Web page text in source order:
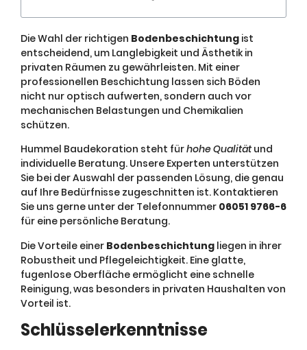
Die Wahl der richtigen Bodenbeschichtung ist
entscheidend, um Langlebigkeit und Ästhetik in
privaten Räumen zu gewährleisten. Mit einer
professionellen Beschichtung lassen sich Böden
nicht nur optisch aufwerten, sondern auch vor
mechanischen Belastungen und Chemikalien
schützen.
Hummel Baudekoration steht fürhohe Qualitätund
individuelle Beratung. Unsere Experten unterstützen
Sie bei der Auswahl der passenden Lösung, die genau
auf Ihre Bedürfnisse zugeschnitten ist. Kontaktieren
Sie uns gerne unter der Telefonnummer 06051 9766-6
für eine persönliche Beratung.
Die Vorteile einer Bodenbeschichtung liegen in ihrer
Robustheit und Pflegeleichtigkeit. Eine glatte,
fugenlose Oberfläche ermöglicht eine schnelle
Reinigung, was besonders in privaten Haushalten von
Vorteil ist.
Schlüsselerkenntnisse